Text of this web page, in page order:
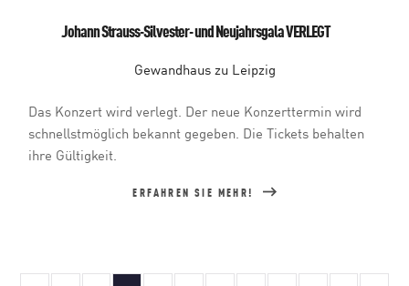
Johann Strauss-Silvester- und Neujahrsgala VERLEGT
Gewandhaus zu Leipzig
Das Konzert wird verlegt. Der neue Konzerttermin wird
schnellstmöglich bekannt gegeben. Die Tickets behalten
ihre Gültigkeit.
ERFAHREN SIE MEHR!